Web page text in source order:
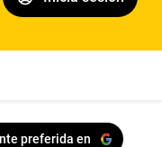
preferida en